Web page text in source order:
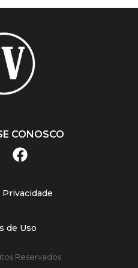
CONOSCO
de Uso
Reservados